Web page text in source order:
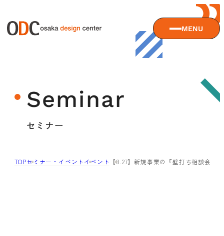
MENU
大阪デザインセンターとは
沿革
サービス
ODCデザイン相談デスク
Seminar
セミナー
TOPセミナー・イベント イベント 【8.27】新規事業の『壁打ち相談会』